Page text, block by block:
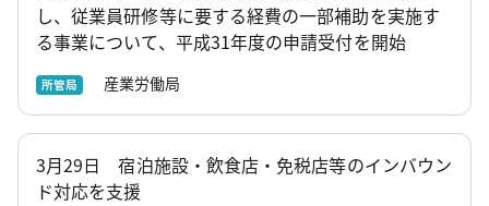
し、従業員研修等に要する経費の一部補助を実施す
る事業について、平成31年度の申請受付を開始
所管局 産業労働局
3月29日 宿泊施設・飲食店・免税店等のインバウン
ド対応を支援